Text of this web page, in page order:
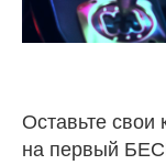
Оставьте
на первый